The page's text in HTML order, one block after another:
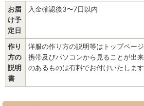
お届
け予
定日
入金確認後3〜7日以内
作り
方の
説明
書
洋服の作り方の説明等はトップページ
携帯及びパソコンから見ることが出
のあるものは有料でお付けいたします